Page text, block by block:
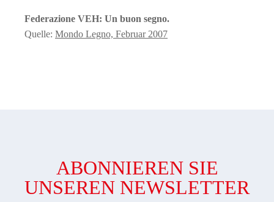
Federazione VEH: Un buon segno.
Quelle: Mondo Legno, Februar 2007
ABONNIEREN SIE
UNSEREN NEWSLETTER